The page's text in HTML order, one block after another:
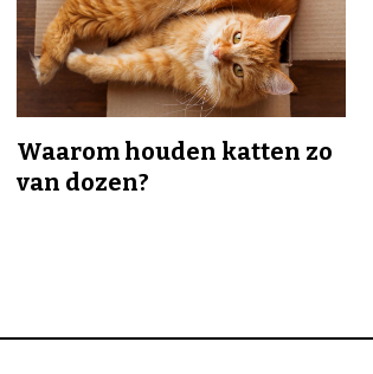
Waarom houden katten zo
van dozen?